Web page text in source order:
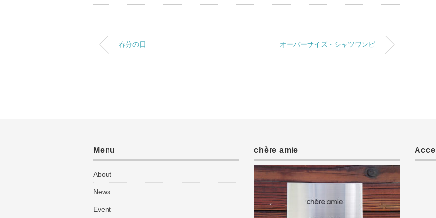
春分の日 オーバーサイズ・シャツワンピ
Menu
About
News
Event
chère amie